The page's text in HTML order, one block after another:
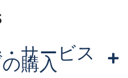
サービス
購入